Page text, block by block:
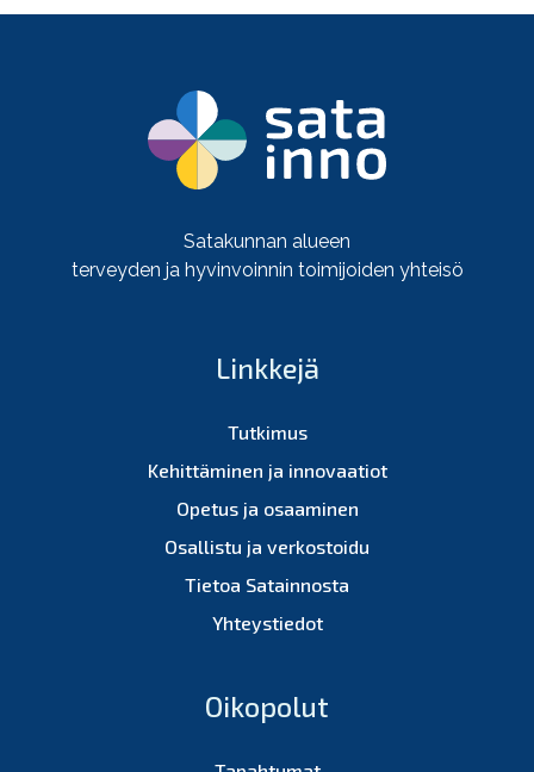
Satakunnan alueen
terveyden ja hyvinvoinnin toimijoiden yhteisö
Linkkejä
Tutkimus
Kehittäminen ja innovaatiot
Opetus ja osaaminen
Osallistu ja verkostoidu
Tietoa Satainnosta
Yhteystiedot
Oikopolut